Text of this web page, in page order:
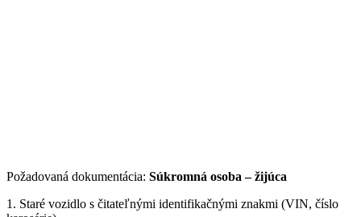
Požadovaná dokumentácia: Súkromná osoba – žijúca
1. Staré vozidlo s čitateľnými identifikačnými znakmi (VIN, číslo